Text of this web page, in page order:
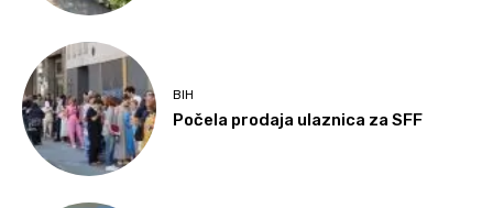
BIH
Počela prodaja ulaznica za SFF